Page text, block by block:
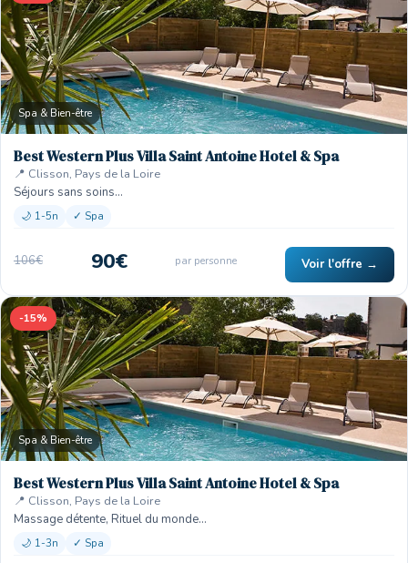
Spa & Bien-être
Best Western Plus Villa Saint Antoine Hotel & Spa
📍 Clisson, Pays de la Loire
Séjours sans soins…
🌙 1-5n ✓ Spa
106€ 90€ par personne Voir l'offre →
-15%
Spa & Bien-être
Best Western Plus Villa Saint Antoine Hotel & Spa
📍 Clisson, Pays de la Loire
Massage détente, Rituel du monde…
🌙 1-3n ✓ Spa